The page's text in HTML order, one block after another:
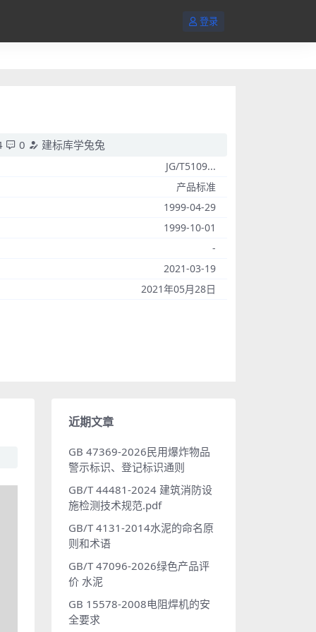
登录
0 建标库学兔兔
JG/T5109...
产品标准
1999-04-29
1999-10-01
-
2021-03-19
2021年05月28日
近期文章
GB 47369-2026民用爆炸物品
警示标识、登记标识通则
GB/T 44481-2024 建筑消防设
施检测技术规范.pdf
GB/T 4131-2014水泥的命名原
则和术语
GB/T 47096-2026绿色产品评
价 水泥
GB 15578-2008电阻焊机的安
全要求